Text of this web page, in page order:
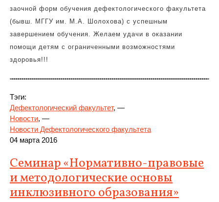
заочной форм обучения дефектологического факультета
(бывш. МГГУ им. М.А. Шолохова) с успешным
завершением обучения. Желаем удачи в оказании
помощи детям с ограниченными возможностями
здоровья!!!
Тэги:
Дефектологический факультет, —
Новости, —
Новости Дефектологического факультета
04 марта 2016
Семинар «Нормативно-правовые
и методологические основы
инклюзивного образования»